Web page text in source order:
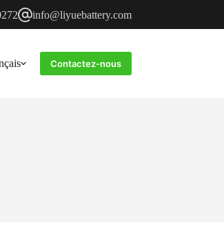
info@liyuebattery.com
Contactez-nous